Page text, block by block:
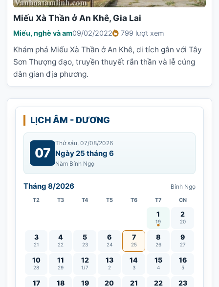
Miếu Xà Thần ở An Khê, Gia Lai
Miếu, nghè và am09/02/2022 799 lượt xem
Khám phá Miếu Xà Thần ở An Khê, di tích gắn với Tây
Sơn Thượng đạo, truyền thuyết rắn thần và lễ cúng
dân gian địa phương.
LỊCH ÂM - DƯƠNG
07
Thứ sáu, 07/08/2026
Ngày 25 tháng 6
Năm Bính Ngọ
Tháng 8/2026 Bính Ngọ
T2 T3 T4 T5 T6 T7 CN
1
19
Vía Quán Thế Âm
2
20
3
21
4
22
5
23
6
24
7
25
8
26
9
27
10
28
11
29
12
1/7
13
2
14
3
15
4
16
5
17 18 19 20 21 22 23